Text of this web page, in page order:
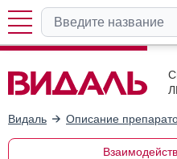
Видаль Описание